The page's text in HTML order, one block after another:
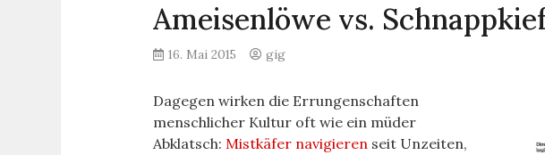
Ameisenlöwe vs.
16. Mai 2015 gig
Dagegen wirken die Errungenschaften
menschlicher Kultur oft wie ein müder
Abklatsch:Mistkäfer navigieren seit Unzeiten,